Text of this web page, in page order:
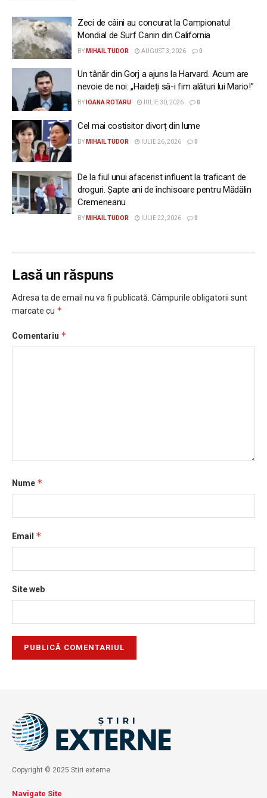
Zeci de câini au concurat la Campionatul
Mondial de Surf Canin din California
BY MIHAIL TUDOR AUGUST 3, 2026 0
Un tânăr din Gorj a ajuns la Harvard. Acum are
nevoie de noi: „Haideți să-i fim alături lui Mario!”
BY IOANA ROTARU IULIE 30, 2026 0
Cel mai costisitor divorț din lume
BY MIHAIL TUDOR IULIE 26, 2026 0
De la fiul unui afacerist influent la traficant de
droguri. Șapte ani de închisoare pentru Mădălin
Cremeneanu
BY MIHAIL TUDOR IULIE 22, 2026 0
Lasă un răspuns
Adresa ta de email nu va fi publicată. Câmpurile obligatorii sunt
marcate cu *
Comentariu *
Nume *
Email *
Site web
Copyright © 2025 Stiri externe
Navigate Site